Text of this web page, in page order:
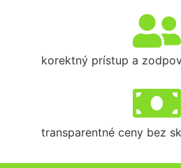
korektný prístup a
transparentné ceny bez